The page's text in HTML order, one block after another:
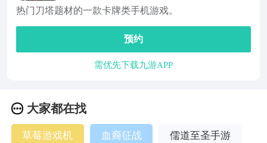
热门刀塔题材的一款卡牌类手机游戏。
预约
需优先下载九游APP
大家都在找
草莓游戏机 血裔征战
儒道至圣手游